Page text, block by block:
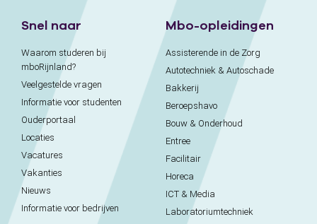
Snel naar
Waarom studeren bij
mboRijnland?
Veelgestelde vragen
Informatie voor studenten
Ouderportaal
Locaties
Vacatures
Vakanties
Nieuws
Informatie voor bedrijven
Mbo-opleidingen
Assisterende in de Zorg
Autotechniek & Autoschade
Bakkerij
Beroepshavo
Bouw & Onderhoud
Entree
Facilitair
Horeca
ICT & Media
Laboratoriumtechniek